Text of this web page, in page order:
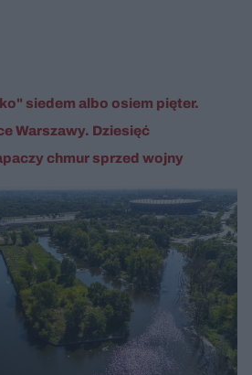
siedem albo osiem pięter.
Warszawy. Dziesięć
chmur sprzed wojny